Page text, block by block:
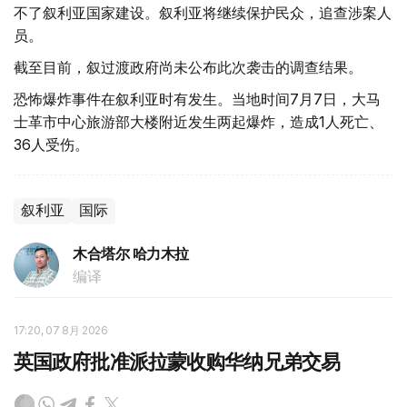
不了叙利亚国家建设。叙利亚将继续保护民众，追查涉案人
员。
截至目前，叙过渡政府尚未公布此次袭击的调查结果。
恐怖爆炸事件在叙利亚时有发生。当地时间7月7日，大马
士革市中心旅游部大楼附近发生两起爆炸，造成1人死亡、
36人受伤。
叙利亚 国际
木合塔尔 哈力木拉
编译
17:20, 07 8月 2026
英国政府批准派拉蒙收购华纳兄弟交易